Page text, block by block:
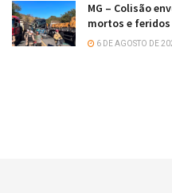
MG – Colisão
mortos e feridos
6 DE AGOSTO DE